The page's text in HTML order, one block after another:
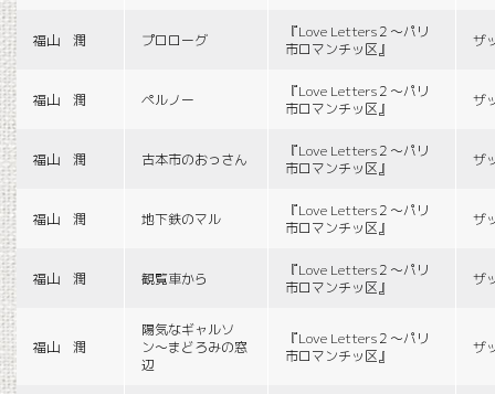
福山 潤 プロローグ
『Love Letters２〜パリ
市ロマンチッ区』
ザ
福山 潤 ペルノー
『Love Letters２〜パリ
市ロマンチッ区』
ザ
福山 潤 古本市のおっさん
『Love Letters２〜パリ
市ロマンチッ区』
ザ
福山 潤 地下鉄のマル
『Love Letters２〜パリ
市ロマンチッ区』
ザ
福山 潤 観覧車から
『Love Letters２〜パリ
市ロマンチッ区』
ザ
福山 潤
陽気なギャルソ
ン〜まどろみの窓
辺
『Love Letters２〜パリ
市ロマンチッ区』
ザ